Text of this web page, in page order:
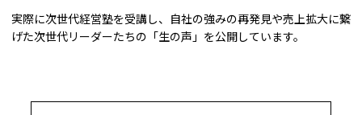
実際に次世代経営塾を受講し、自社の強みの再発見や売上拡大に繋
げた次世代リーダーたちの「生の声」を公開しています。